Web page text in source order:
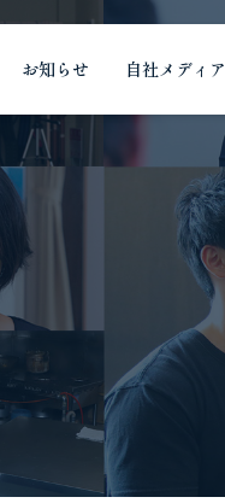
お知らせ 自社メディア